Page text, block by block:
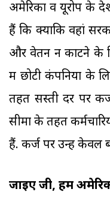
अमेरिका व यूरोप के
हैं कि क्योंकि वहां
और वेतन न काटने के
में छोटी कंपनियों के
तहत सस्ती दर पर कर्ज
सीमा के तहत
हैं. कर्ज पर उन्हें केवल
जाइए जी, हम